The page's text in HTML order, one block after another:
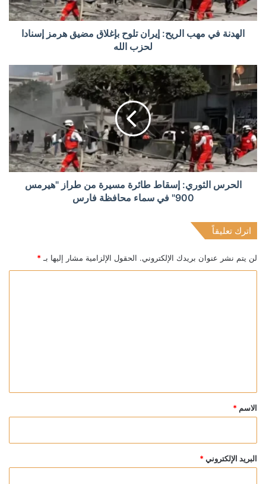
الهدنة في مهب الريح: إيران تلوح بإغلاق مضيق هرمز إسنادا
لحزب الله
الحرس الثوري: إسقاط طائرة مسيرة من طراز "هيرمس
900" في سماء محافظة فارس
اترك تعليقاً
لن يتم نشر عنوان بريدك الإلكتروني. الحقول الإلزامية مشار إليها بـ *
*
الاسم *
البريد الإلكتروني *